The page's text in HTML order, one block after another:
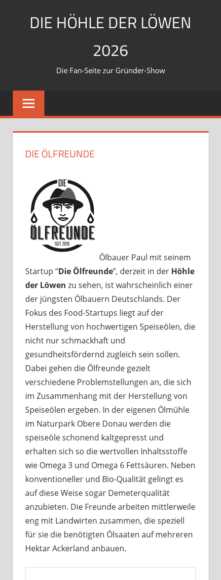
DIE HÖHLE DER LÖWEN
2026
Die Fan-Seite zur Gründer-Show
DIE ÖLFREUNDE
Ölbauer Paul mit seinem
Startup “Die Ölfreunde”, derzeit in der Höhle
der Löwen zu sehen, ist wahrscheinlich einer
der jüngsten Ölbauern Deutschlands. Der
Fokus des Food-Startups liegt auf der
Herstellung von hochwertigen Speiseölen, die
nicht nur schmackhaft und
gesundheitsfördernd zugleich sein sollen.
Dabei gehen die Ölfreunde gezielt
verschiedene Problemstellungen an, die sich
im Zusammenhang mit der Herstellung von
Speiseölen ergeben. In der eigenen Ölmühle
im Naturpark Obere Donau werden die
speiseöle schonend kaltgepresst und
erhalten sich so die wertvollen Inhaltsstoffe
wie Omega 3 und Omega 6 Fettsäuren. Neben
konventioneller und Bio-Qualität gelingt es
auf diese Weise sogar Demeterqualität
anzubieten. Die Freunde arbeiten mittlerweile
eng mit Landwirten zusammen, die speziell
für sie die benötigten Ölsaaten auf mehreren
Hektar Ackerland anbauen.